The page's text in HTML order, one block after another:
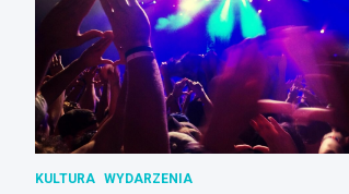
KULTURA WYDARZENIA